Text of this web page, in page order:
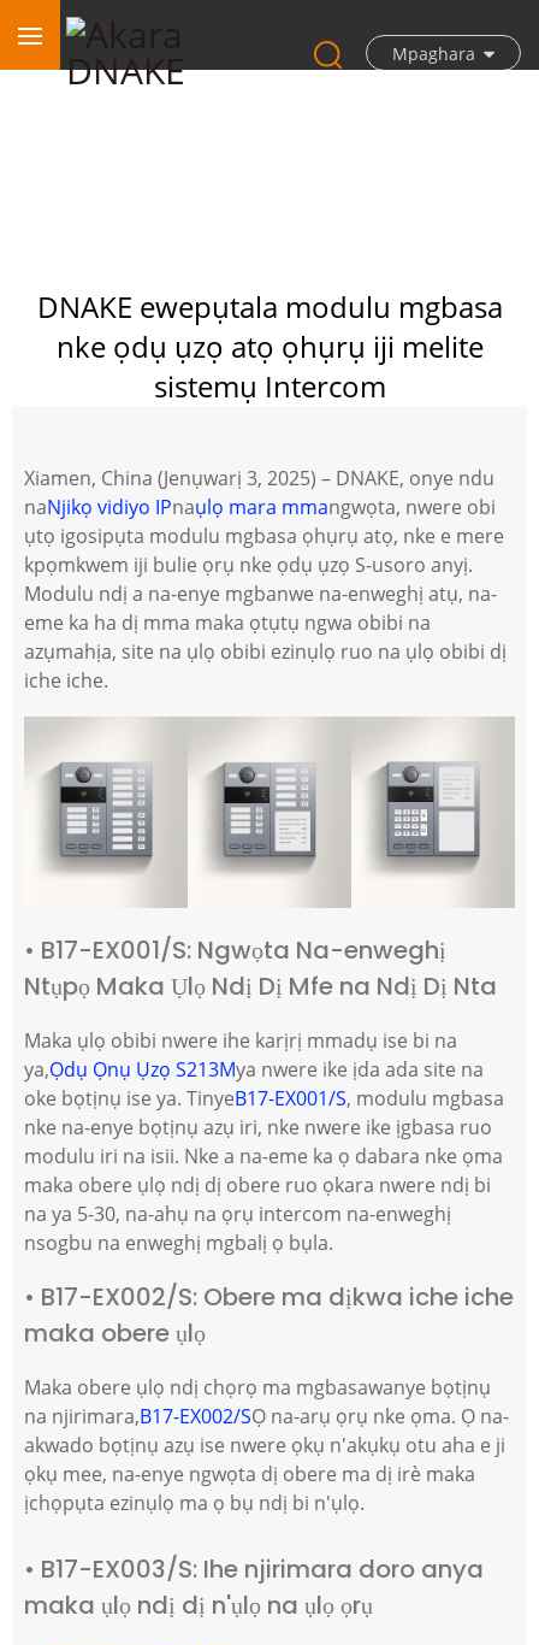
Mpaghara
DNAKE ewepụtala modulu mgbasa
nke ọdụ ụzọ atọ ọhụrụ iji melite
sistemụ Intercom
Xiamen, China (Jenụwarị 3, 2025) – DNAKE, onye ndu
naNjikọ vidiyo IPnaụlọ mara mmangwọta, nwere obi
ụtọ igosipụta modulu mgbasa ọhụrụ atọ, nke e mere
kpọmkwem iji bulie ọrụ nke ọdụ ụzọ S-usoro anyị.
Modulu ndị a na-enye mgbanwe na-enweghị atụ, na-
eme ka ha dị mma maka ọtụtụ ngwa obibi na
azụmahịa, site na ụlọ obibi ezinụlọ ruo na ụlọ obibi dị
iche iche.
• B17-EX001/S: Ngwọta Na-enweghị
Ntụpọ Maka Ụlọ Ndị Dị Mfe na Ndị Dị Nta
Maka ụlọ obibi nwere ihe karịrị mmadụ ise bi na
ya,Ọdụ Ọnụ Ụzọ S213Mya nwere ike ịda ada site na
oke bọtịnụ ise ya. TinyeB17-EX001/S, modulu mgbasa
nke na-enye bọtịnụ azụ iri, nke nwere ike ịgbasa ruo
modulu iri na isii. Nke a na-eme ka ọ dabara nke ọma
maka obere ụlọ ndị dị obere ruo ọkara nwere ndị bi
na ya 5-30, na-ahụ na ọrụ intercom na-enweghị
nsogbu na enweghị mgbalị ọ bụla.
• B17-EX002/S: Obere ma dịkwa iche iche
maka obere ụlọ
Maka obere ụlọ ndị chọrọ ma mgbasawanye bọtịnụ
na njirimara,B17-EX002/SỌ na-arụ ọrụ nke ọma. Ọ na-
akwado bọtịnụ azụ ise nwere ọkụ n'akụkụ otu aha e ji
ọkụ mee, na-enye ngwọta dị obere ma dị irè maka
ịchọpụta ezinụlọ ma ọ bụ ndị bi n'ụlọ.
• B17-EX003/S: Ihe njirimara doro anya
maka ụlọ ndị dị n'ụlọ na ụlọ ọrụ